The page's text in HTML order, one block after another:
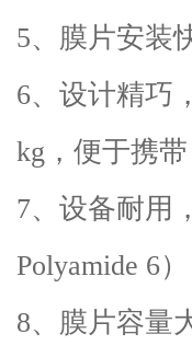
5、膜片安装
6、设计精巧
kg，便于携
7、设备耐用
Polyamide 6
8、膜片容量